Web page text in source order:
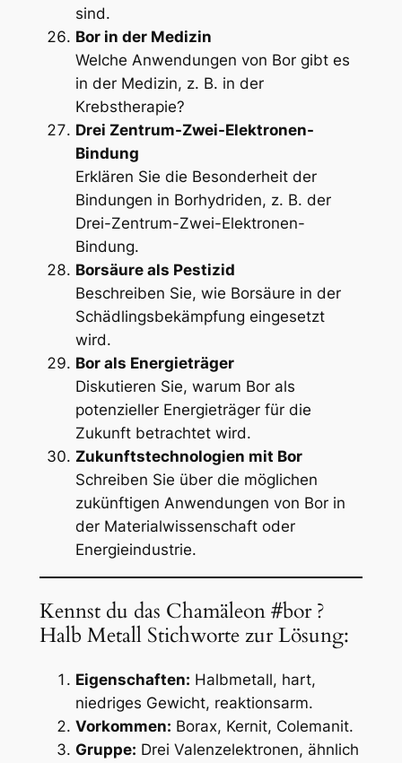
sind.
Bor in der Medizin
Welche Anwendungen von Bor gibt es
in der Medizin, z. B. in der
Krebstherapie?
Drei Zentrum-Zwei-Elektronen-
Bindung
Erklären Sie die Besonderheit der
Bindungen in Borhydriden, z. B. der
Drei-Zentrum-Zwei-Elektronen-
Bindung.
Borsäure als Pestizid
Beschreiben Sie, wie Borsäure in der
Schädlingsbekämpfung eingesetzt
wird.
Bor als Energieträger
Diskutieren Sie, warum Bor als
potenzieller Energieträger für die
Zukunft betrachtet wird.
Zukunftstechnologien mit Bor
Schreiben Sie über die möglichen
zukünftigen Anwendungen von Bor in
der Materialwissenschaft oder
Energieindustrie.
Kennst du das Chamäleon #bor ?
Halb Metall Stichworte zur Lösung:
Eigenschaften: Halbmetall, hart,
niedriges Gewicht, reaktionsarm.
Vorkommen: Borax, Kernit, Colemanit.
Gruppe: Drei Valenzelektronen, ähnlich